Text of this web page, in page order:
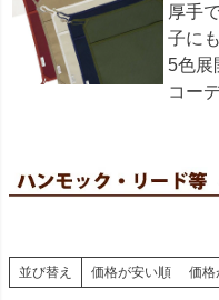
厚手
子に
5色展
コー
並び替え 価格が安い順 価格